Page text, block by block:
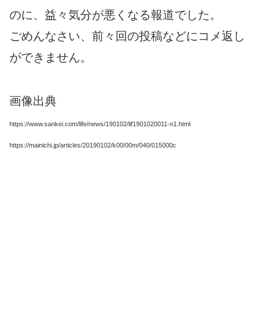
のに、益々気分が悪くなる報道でした。
ごめんなさい、前々回の投稿などにコメ返し
ができません。
画像出典
https://www.sankei.com/life/news/190102/lif1901020011-n1.html
https://mainichi.jp/articles/20190102/k00/00m/040/015000c